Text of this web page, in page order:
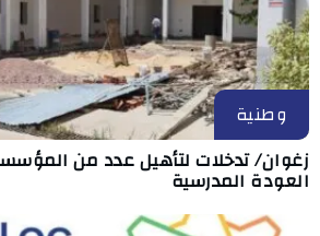
وطنية
زغوان/ تدخلات لتأهيل عدد من
العودة المدرسية